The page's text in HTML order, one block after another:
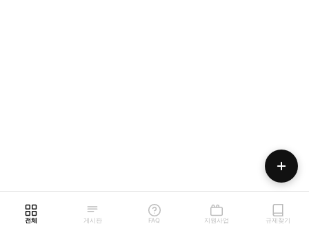
전체 게시판 FAQ 지원사업 규제찾기